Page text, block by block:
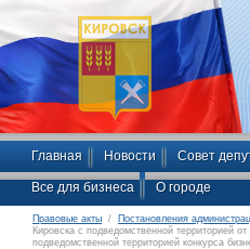
Главная Новости Совет
Все для бизнеса О городе
Правовые акты / Постановления
Кировска с подведомственной территорией
подведомственной территорией конкурса